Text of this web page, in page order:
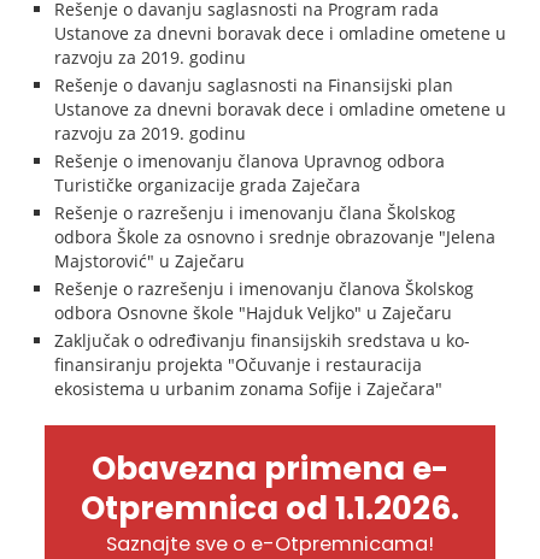
Rešenje o davanju saglasnosti na Program rada
Ustanove za dnevni boravak dece i omladine ometene u
razvoju za 2019. godinu
Rešenje o davanju saglasnosti na Finansijski plan
Ustanove za dnevni boravak dece i omladine ometene u
razvoju za 2019. godinu
Rešenje o imenovanju članova Upravnog odbora
Turističke organizacije grada Zaječara
Rešenje o razrešenju i imenovanju člana Školskog
odbora Škole za osnovno i srednje obrazovanje "Jelena
Majstorović" u Zaječaru
Rešenje o razrešenju i imenovanju članova Školskog
odbora Osnovne škole "Hajduk Veljko" u Zaječaru
Zaključak o određivanju finansijskih sredstava u ko-
finansiranju projekta "Očuvanje i restauracija
ekosistema u urbanim zonama Sofije i Zaječara"
Obavezna primena e-
Otpremnica od 1.1.2026.
Saznajte sve o e-Otpremnicama!